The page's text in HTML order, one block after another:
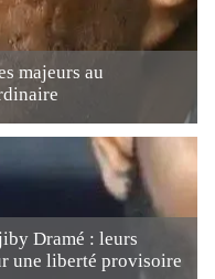
majeurs au
Dramé : leurs
une liberté provisoire